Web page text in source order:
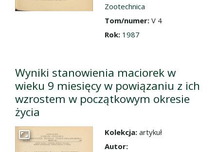
Zootechnica
Tom/numer: V 4
Rok: 1987
Wyniki stanowienia maciorek w
wieku 9 miesięcy w powiązaniu z ich
wzrostem w początkowym okresie
życia
Przejdź do zbioru
Kolekcja: artykuł
Autor: